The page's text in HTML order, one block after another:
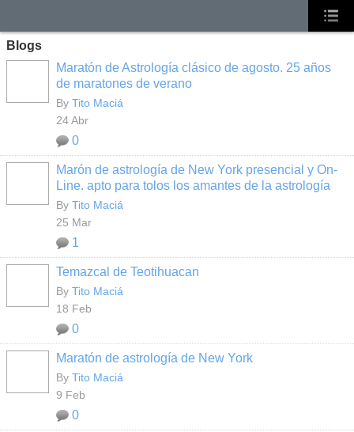
Blogs
Maratón de Astrología clásico de agosto. 25 años
de maratones de verano
By Tito Maciá
24 Abr
0
Marón de astrología de New York presencial y On-
Line. apto para tolos los amantes de la astrología
By Tito Maciá
25 Mar
1
Temazcal de Teotihuacan
By Tito Maciá
18 Feb
0
Maratón de astrología de New York
By Tito Maciá
9 Feb
0